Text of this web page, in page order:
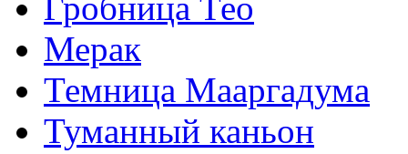
Гробница Тео
Мерак
Темница Мааргадума
Туманный каньон